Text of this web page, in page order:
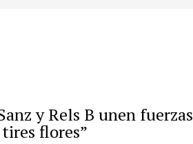
y Rels B unen fuerzas
flores”